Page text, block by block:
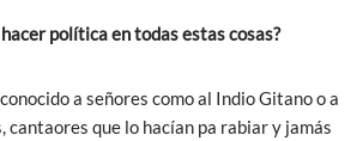
política en todas estas cosas?
a señores como al Indio Gitano o a
cantaores que lo hacían pa rabiar y jamás